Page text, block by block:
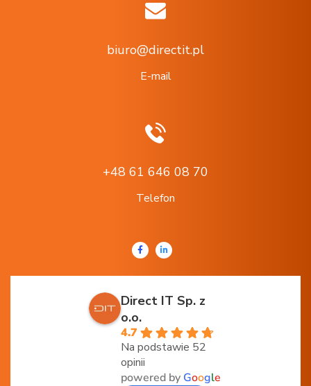
biuro@directit.pl
E-mail
+48 61 646 08 70
Telefon
Direct IT Sp. z
o.o.
4.7
Na podstawie 52
opinii
powered by Google